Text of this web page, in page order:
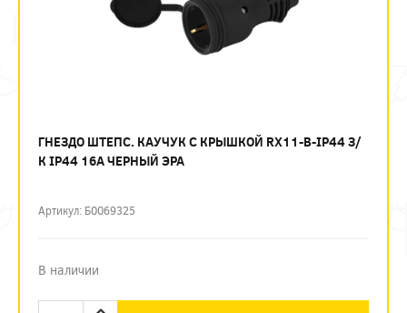
ГНЕЗДО ШТЕПС. КАУЧУК С КРЫШКОЙ RX11-B-IP44 З/
К IP44 16А ЧЕРНЫЙ ЭРА
Артикул: Б0069325
В наличии